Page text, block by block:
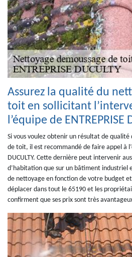
Assurez la qualité du
toit en sollicitant
l’équipe de ENTREPRISE
Si vous voulez obtenir un résultat de qualité
de toit, il est recommandé de faire appel à
DUCULTY. Cette dernière peut intervenir
d’habitation que sur un bâtiment industriel
de nettoyage en fonction de votre budget
déplacer dans tout le 65190 et les
confirment que ses prix sont très